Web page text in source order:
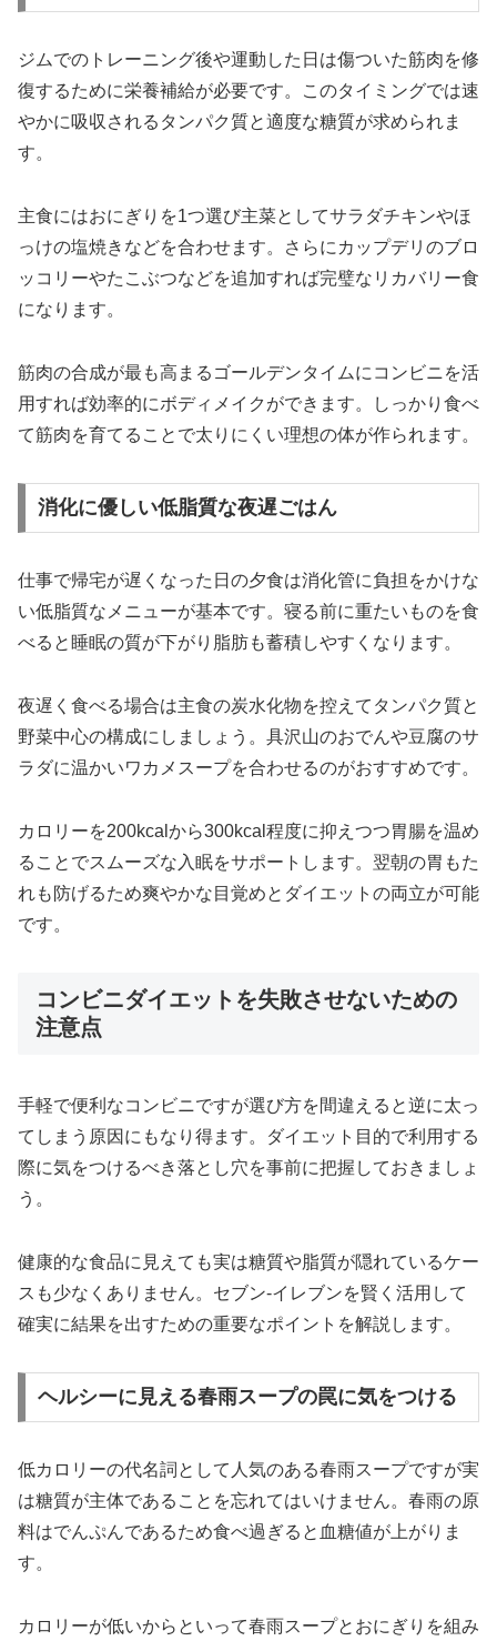
ジムでのトレーニング後や運動した日は傷ついた筋肉を修
復するために栄養補給が必要です。このタイミングでは速
やかに吸収されるタンパク質と適度な糖質が求められま
す。
主食にはおにぎりを1つ選び主菜としてサラダチキンやほ
っけの塩焼きなどを合わせます。さらにカップデリのブロ
ッコリーやたこぶつなどを追加すれば完璧なリカバリー食
になります。
筋肉の合成が最も高まるゴールデンタイムにコンビニを活
用すれば効率的にボディメイクができます。しっかり食べ
て筋肉を育てることで太りにくい理想の体が作られます。
消化に優しい低脂質な夜遅ごはん
仕事で帰宅が遅くなった日の夕食は消化管に負担をかけな
い低脂質なメニューが基本です。寝る前に重たいものを食
べると睡眠の質が下がり脂肪も蓄積しやすくなります。
夜遅く食べる場合は主食の炭水化物を控えてタンパク質と
野菜中心の構成にしましょう。具沢山のおでんや豆腐のサ
ラダに温かいワカメスープを合わせるのがおすすめです。
カロリーを200kcalから300kcal程度に抑えつつ胃腸を温め
ることでスムーズな入眠をサポートします。翌朝の胃もた
れも防げるため爽やかな目覚めとダイエットの両立が可能
です。
コンビニダイエットを失敗させないための
注意点
手軽で便利なコンビニですが選び方を間違えると逆に太っ
てしまう原因にもなり得ます。ダイエット目的で利用する
際に気をつけるべき落とし穴を事前に把握しておきましょ
う。
健康的な食品に見えても実は糖質や脂質が隠れているケー
スも少なくありません。セブン-イレブンを賢く活用して
確実に結果を出すための重要なポイントを解説します。
ヘルシーに見える春雨スープの罠に気をつける
低カロリーの代名詞として人気のある春雨スープですが実
は糖質が主体であることを忘れてはいけません。春雨の原
料はでんぷんであるため食べ過ぎると血糖値が上がりま
す。
カロリーが低いからといって春雨スープとおにぎりを組み